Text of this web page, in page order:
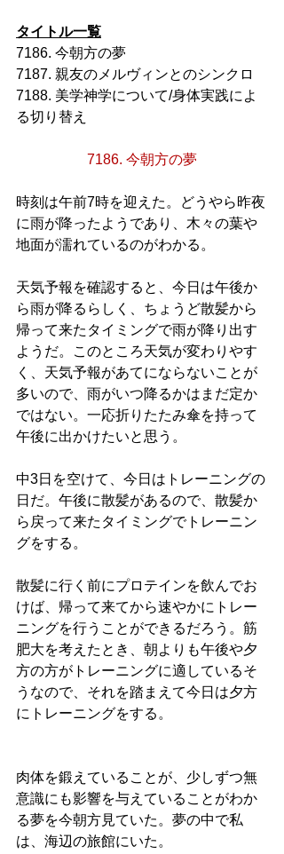
タイトル一覧
7186. 今朝方の夢
7187. 親友のメルヴィンとのシンクロ
7188. 美学神学について/身体実践によ
る切り替え
7186. 今朝方の夢
時刻は午前7時を迎えた。どうやら昨夜
に雨が降ったようであり、木々の葉や
地面が濡れているのがわかる。
天気予報を確認すると、今日は午後か
ら雨が降るらしく、ちょうど散髪から
帰って来たタイミングで雨が降り出す
ようだ。このところ天気が変わりやす
く、天気予報があてにならないことが
多いので、雨がいつ降るかはまだ定か
ではない。一応折りたたみ傘を持って
午後に出かけたいと思う。
中3日を空けて、今日はトレーニングの
日だ。午後に散髪があるので、散髪か
ら戻って来たタイミングでトレーニン
グをする。
散髪に行く前にプロテインを飲んでお
けば、帰って来てから速やかにトレー
ニングを行うことができるだろう。筋
肥大を考えたとき、朝よりも午後や夕
方の方がトレーニングに適しているそ
うなので、それを踏まえて今日は夕方
にトレーニングをする。
肉体を鍛えていることが、少しずつ無
意識にも影響を与えていることがわか
る夢を今朝方見ていた。夢の中で私
は、海辺の旅館にいた。